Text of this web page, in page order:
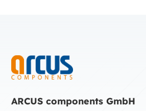
ARCUS components GmbH